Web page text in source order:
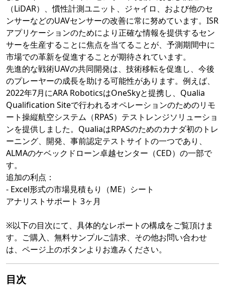
（LiDAR）、慣性計測ユニット、ジャイロ、および他のセ
ンサーなどのUAVセンサーの改善に常に努めています。ISR
アプリケーションのためにより正確な情報を提供するセン
サーを生産することに焦点を当てることが、予測期間中に
市場での革新を促進することが期待されています。
先進的な戦術UAVの共同開発は、技術移転を促進し、今後
のプレーヤーの成長を助ける可能性があります。例えば、
2022年7月にARA RoboticsはOneSkyと提携し、Qualia
Qualification Siteで行われるオペレーションのためのリモ
ート操縦航空システム（RPAS）テストレンジソリューショ
ンを提供しました。QualiaはRPASのためのカナダ初のトレ
ーニング、開発、事前認定テストサイトの一つであり、
ALMAのケベックドローン卓越センター（CED）の一部で
す。
追加の利点：
- Excel形式の市場見積もり（ME）シート
アナリストサポート 3ヶ月
※以下の目次にて、具体的なレポートの構成をご覧頂けま
す。ご購入、無料サンプルご請求、その他お問い合わせ
は、ページ上のボタンよりお進みください。
目次